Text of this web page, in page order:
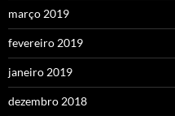
março 2019
fevereiro 2019
janeiro 2019
dezembro 2018